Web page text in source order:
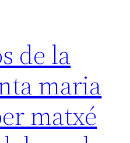
de la
maria
matxé